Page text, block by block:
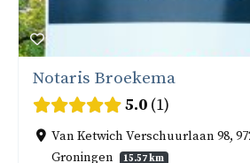
Notaris Broekema
5.0 1
Van Ketwich Verschuurlaan 98,
Groningen
15.57 km